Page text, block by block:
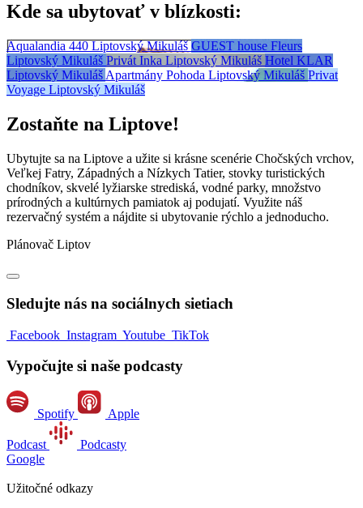
Kde sa ubytovať v blízkosti:
Aqualandia 440 Liptovský Mikuláš GUEST house Fleurs
Liptovský Mikuláš Privát Inka Liptovský Mikuláš Hotel KLAR
Liptovský Mikuláš Apartmány Pohoda Liptovský Mikuláš Privat
Voyage Liptovský Mikuláš
Zostaňte na Liptove!
Ubytujte sa na Liptove a užite si krásne scenérie Chočských vrchov,
Veľkej Fatry, Západných a Nízkych Tatier, stovky turistických
chodníkov, skvelé lyžiarske strediská, vodné parky, množstvo
prírodných a kultúrnych pamiatok aj podujatí. Využite náš
rezervačný systém a nájdite si ubytovanie rýchlo a jednoducho.
Plánovač Liptov
Sledujte nás na sociálnych sietiach
Facebook Instagram Youtube TikTok
Vypočujte si naše podcasty
Spotify Apple
Podcast
Podcasty
Google
Užitočné odkazy